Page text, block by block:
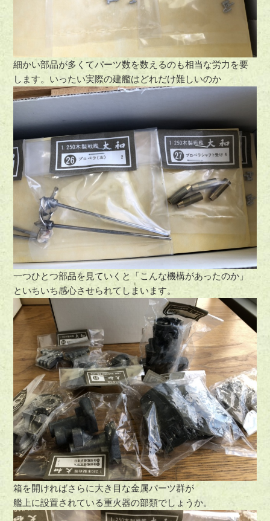
細かい部品が多くてパーツ数を数えるのも相当な労力を要
します。いったい実際の建艦はどれだけ難しいのか
一つひとつ部品を見ていくと「こんな機構があったのか」
といちいち感心させられてしまいます。
箱を開ければさらに大き目な金属パーツ群が
艦上に設置されている重火器の部類でしょうか。